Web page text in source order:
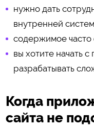
нужно дать
внутренней
содержимое часто
вы хотите начать
разрабатывать
Когда
сайта не